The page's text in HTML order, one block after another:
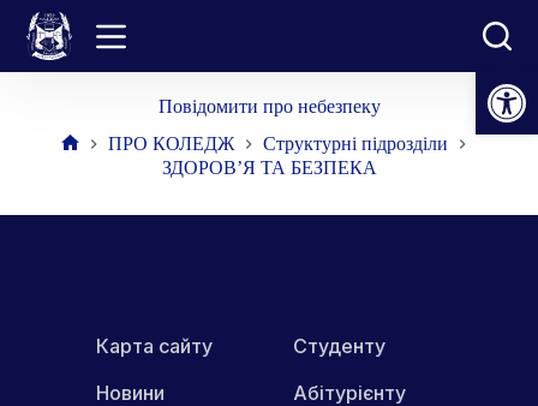
Відкрити Панель інструментів
Перейти
вмісту
Повідомити про небезпеку
ПРО КОЛЕДЖ
Структурні підрозділи
ЗДОРОВ’Я ТА БЕЗПЕКА
Карта сайту
Новини
Студенту
Абітурієнту